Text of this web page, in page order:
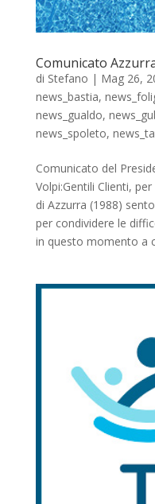
Comunicato
di Stefano | Mag 26,
news_bastia,
news_gualdo,
news_spoleto,
Comunicato del
Volpi:Gentili Clienti,
di Azzurra (1988)
per condividere le
in questo momento a